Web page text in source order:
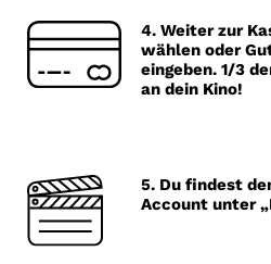
Gutscheine
& Filmpässe
4. Weiter zur
wählen oder
eingeben. 1/3
an dein Kino!
5. Du findest
Account unter